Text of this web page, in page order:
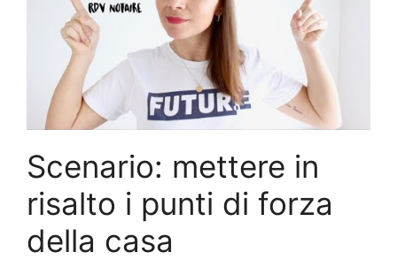
Scenario: mettere in
risalto i punti di forza
della casa